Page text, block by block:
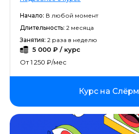
Начало: В любой момент
Длительность: 2 месяца
Занятия: 2 раза в неделю
5 000 ₽ / курс
От 1 250 ₽/мес
Курс на Слёрм